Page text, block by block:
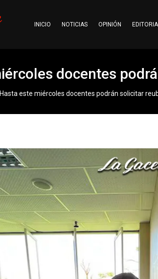
INICIO NOTICIAS OPINIÓN
docentes
Hasta este miércoles docentes podrán solicitar